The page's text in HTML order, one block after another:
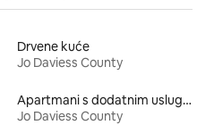
Drvene kuće
Jo Daviess County
Apartmani s dodatnim uslugama
Jo Daviess County